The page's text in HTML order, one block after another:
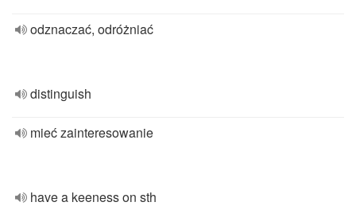
odznaczać, odróżniać
distinguish
mieć zainteresowanie
have a keeness on sth